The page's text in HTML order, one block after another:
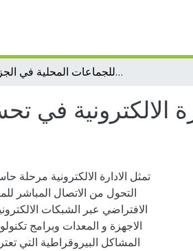
دور الادارة الالكترونية في تحسين الخدمة العمومية للجماعات المحلية في الجزائر
الالكترونية في
تمثل الادارة الالكترونية مرحلة
التحول من الاتصال المباشر
الافتراضي عبر الشبكات
الاجهزة و المعدات وبرامج
المشاكل البيروقراطية التي